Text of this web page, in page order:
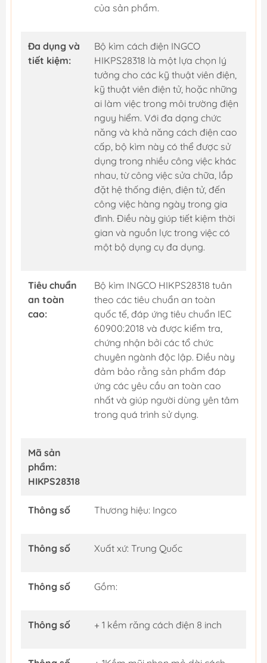
của sản phẩm.
Đa dụng và
tiết kiệm:
Bộ kìm cách điện INGCO
HIKPS28318 là một lựa chọn lý
tưởng cho các kỹ thuật viên điện,
kỹ thuật viên điện tử, hoặc những
ai làm việc trong môi trường điện
nguy hiểm. Với đa dạng chức
năng và khả năng cách điện cao
cấp, bộ kìm này có thể được sử
dụng trong nhiều công việc khác
nhau, từ công việc sửa chữa, lắp
đặt hệ thống điện, điện tử, đến
công việc hàng ngày trong gia
đình. Điều này giúp tiết kiệm thời
gian và nguồn lực trong việc có
một bộ dụng cụ đa dụng.
Tiêu chuẩn
an toàn
cao:
Bộ kìm INGCO HIKPS28318 tuân
theo các tiêu chuẩn an toàn
quốc tế, đáp ứng tiêu chuẩn IEC
60900:2018 và được kiểm tra,
chứng nhận bởi các tổ chức
chuyên ngành độc lập. Điều này
đảm bảo rằng sản phẩm đáp
ứng các yêu cầu an toàn cao
nhất và giúp người dùng yên tâm
trong quá trình sử dụng.
Mã sản
phẩm:
HIKPS28318
Thông số Thương hiệu: Ingco
Thông số Xuất xứ: Trung Quốc
Thông số Gồm:
Thông số + 1 kềm răng cách điện 8 inch